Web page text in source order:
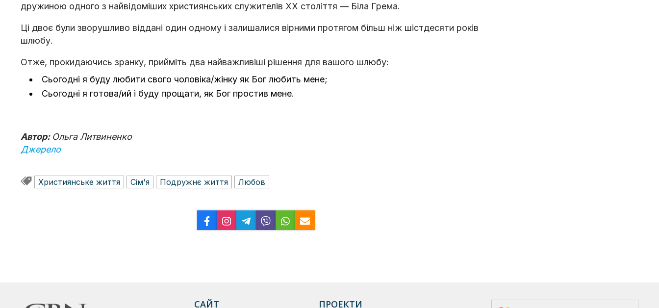
дружиною одного з найвідоміших християнських служителів ХХ століття — Біла Грема.
Ці двоє були зворушливо віддані один одному і залишалися вірними протягом більш ніж шістдесяти років
шлюбу.⠀
Отже, прокидаючись зранку, прийміть два найважливіші рішення для вашого шлюбу:
Сьогодні я буду любити свого чоловіка/жінку як Бог любить мене;
Сьогодні я готова/ий і буду прощати, як Бог простив мене.
Автор: Ольга Литвиненко
Джерело
Християнське життя Сім'я Подружнє життя Любов
САЙТ ПРОЕКТИ